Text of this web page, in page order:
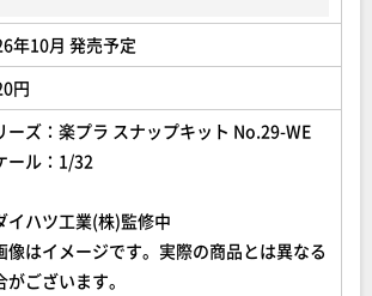
年10月 発売予定
円
ーズ：楽プラ スナップキット No.29-WE
ール：1/32
ハツ工業(株)監修中
はイメージです。実際の商品とは異なる
がございます。